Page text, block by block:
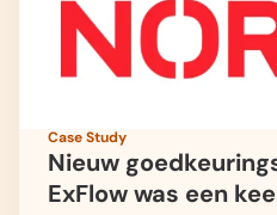
Case Study
Nieuw
ExFlow was een